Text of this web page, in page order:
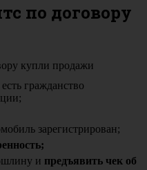
по договору
гражданство
зарегистрирован;
и предъявить чек об